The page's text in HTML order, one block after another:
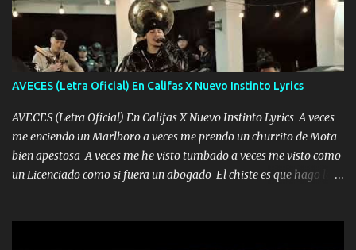
AVECES (Letra Oficial) En Califas X Nuevo Instinto Lyrics
AVECES (Letra Oficial) En Califas X Nuevo Instinto Lyrics A veces
me enciendo un Marlboro a veces me prendo un churrito de Mota
bien apestosa A veces me he visto tumbado a veces me visto como
un Licenciado como si fuera un abogado El chiste es que hago lo